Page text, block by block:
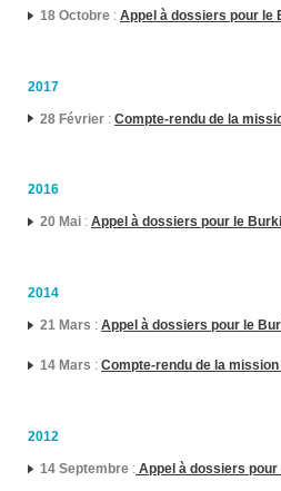
18 Octobre : Appel à dossiers pour le
2017
28 Février : Compte-rendu de la
2016
20 Mai : Appel à dossiers pour le
2014
21 Mars : Appel à dossiers pour le
14 Mars : Compte-rendu de la
2012
14 Septembre : Appel à dossiers